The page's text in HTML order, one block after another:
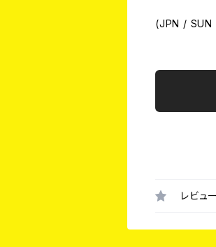
(JPN / SUN
レビュー